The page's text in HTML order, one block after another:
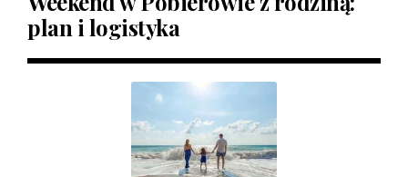
plan i logistyka